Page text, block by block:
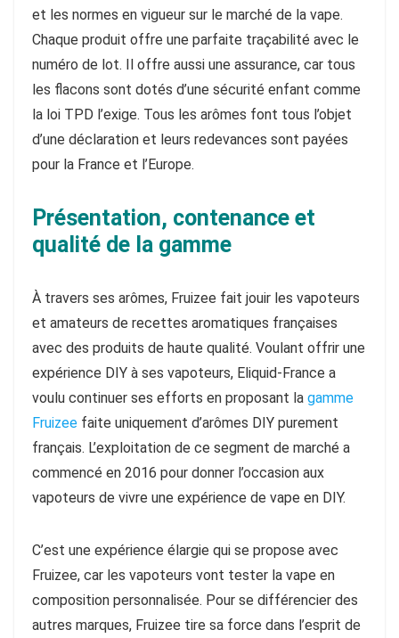
et les normes en vigueur sur le marché de la vape.
Chaque produit offre une parfaite traçabilité avec le
numéro de lot. Il offre aussi une assurance, car tous
les flacons sont dotés d’une sécurité enfant comme
la loi TPD l’exige. Tous les arômes font tous l’objet
d’une déclaration et leurs redevances sont payées
pour la France et l’Europe.
Présentation, contenance et
qualité de la gamme
À travers ses arômes, Fruizee fait jouir les vapoteurs
et amateurs de recettes aromatiques françaises
avec des produits de haute qualité. Voulant offrir une
expérience DIY à ses vapoteurs, Eliquid-France a
voulu continuer ses efforts en proposant la gamme
Fruizee faite uniquement d’arômes DIY purement
français. L’exploitation de ce segment de marché a
commencé en 2016 pour donner l’occasion aux
vapoteurs de vivre une expérience de vape en DIY.
C’est une expérience élargie qui se propose avec
Fruizee, car les vapoteurs vont tester la vape en
composition personnalisée. Pour se différencier des
autres marques, Fruizee tire sa force dans l’esprit de